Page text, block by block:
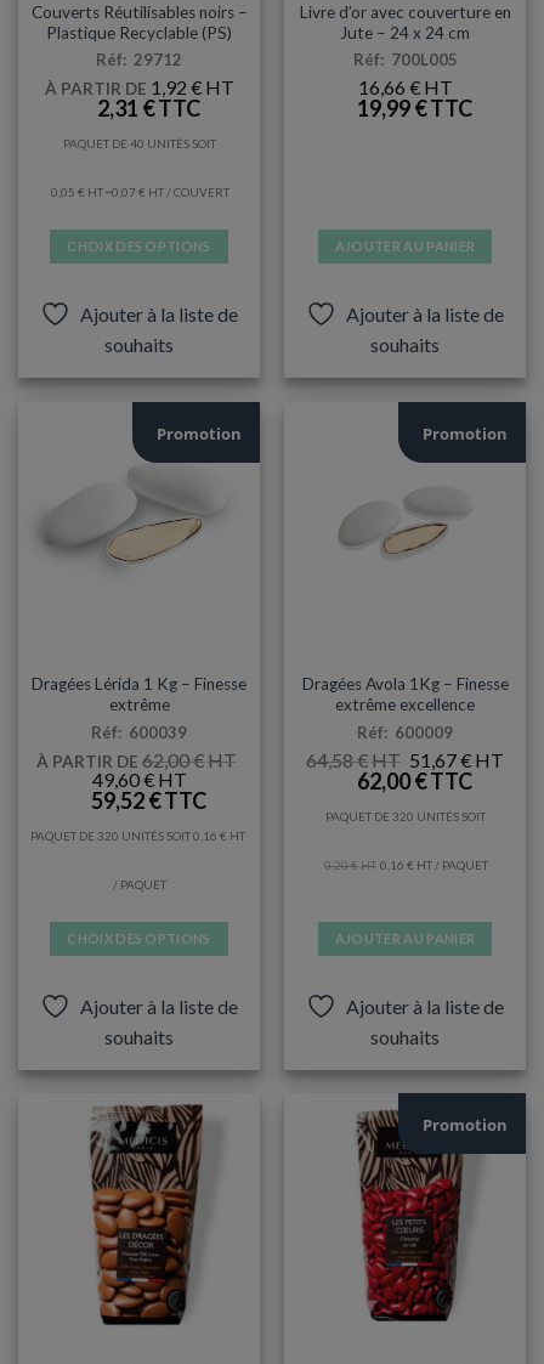
Couverts Réutilisables noirs –
Plastique Recyclable (PS)
Réf: 29712
À PARTIR DE 1,92 €
2,31 €
PAQUET DE 40 UNITÉS SOIT
0,05 € –0,07 € / COUVERT
CHOIX DES OPTIONS
a
plusieurs
variations.
Les
options
peuvent
choisies
sur
la
Ajouter à la liste de
souhaits
Livre d’or avec couverture en
Jute – 24 x 24 cm
Réf: 700L005
16,66 €
19,99€
AJOUTER AU PANIER
Ajouter à la liste de
souhaits
Promotion
Dragées Lérida 1 Kg – Finesse
extrême
Réf: 600039
À PARTIR DE 62,00€
LE
PRIX
INITIAL
62,00 €.
49,60€
LE
PRIX
ACTUEL
49,60 €.
59,52€
PAQUET DE 320 UNITÉS SOIT0,16 €
/ PAQUET
CHOIX DES OPTIONS
a
plusieurs
variations.
options
peuvent
être
choisies
sur
la
page
du
produit
Ajouter à la liste de
souhaits
Promotion
Dragées Avola 1Kg – Finesse
extrême excellence
Réf: 600009
64,58€
LE
PRIX
INITIAL
64,58 €.
51,67€
62,00€
PAQUET DE 320 UNITÉS SOIT
0,20€ 0,16 € / PAQUET
AJOUTER AU PANIER
Ajouter à la liste de
souhaits
Promotion